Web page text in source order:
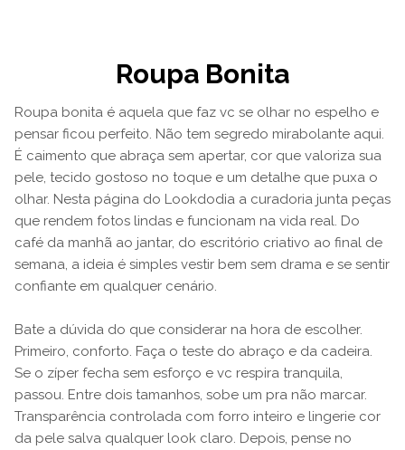
Roupa Bonita
Roupa bonita é aquela que faz vc se olhar no espelho e
pensar ficou perfeito. Não tem segredo mirabolante aqui.
É caimento que abraça sem apertar, cor que valoriza sua
pele, tecido gostoso no toque e um detalhe que puxa o
olhar. Nesta página do Lookdodia a curadoria junta peças
que rendem fotos lindas e funcionam na vida real. Do
café da manhã ao jantar, do escritório criativo ao final de
semana, a ideia é simples vestir bem sem drama e se sentir
confiante em qualquer cenário.
Bate a dúvida do que considerar na hora de escolher.
Primeiro, conforto. Faça o teste do abraço e da cadeira.
Se o zíper fecha sem esforço e vc respira tranquila,
passou. Entre dois tamanhos, sobe um pra não marcar.
Transparência controlada com forro inteiro e lingerie cor
da pele salva qualquer look claro. Depois, pense no